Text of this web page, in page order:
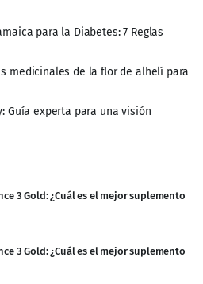
para la Diabetes: 7 Reglas
medicinales de la flor de alhelí para
Guía experta para una visión
3 Gold: ¿Cuál es el mejor suplemento
3 Gold: ¿Cuál es el mejor suplemento